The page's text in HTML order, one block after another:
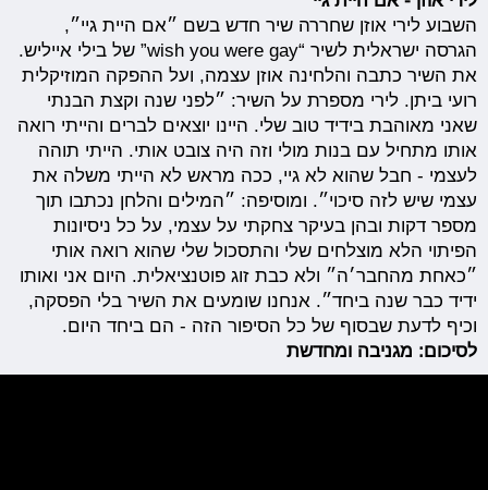
השבוע לירי אוזן שחררה שיר חדש בשם ״אם היית גיי״,
הגרסה ישראלית לשיר “wish you were gay” של בילי אייליש.
את השיר כתבה והלחינה אוזן עצמה, ועל ההפקה המוזיקלית
רועי ביתן. לירי מספרת על השיר: ״לפני שנה וקצת הבנתי
שאני מאוהבת בידיד טוב שלי. היינו יוצאים לברים והייתי רואה
אותו מתחיל עם בנות מולי וזה היה צובט אותי. הייתי תוהה
לעצמי - חבל שהוא לא גיי, ככה מראש לא הייתי משלה את
עצמי שיש לזה סיכוי״. ומוסיפה: ״המילים והלחן נכתבו תוך
מספר דקות ובהן בעיקר צחקתי על עצמי, על כל ניסיונות
הפיתוי הלא מוצלחים שלי והתסכול שלי שהוא רואה אותי
״כאחת מהחבר׳ה״ ולא כבת זוג פוטנציאלית. היום אני ואותו
ידיד כבר שנה ביחד״. אנחנו שומעים את השיר בלי הפסקה,
וכיף לדעת שבסוף של כל הסיפור הזה - הם ביחד היום.
לסיכום: מגניבה ומחדשת